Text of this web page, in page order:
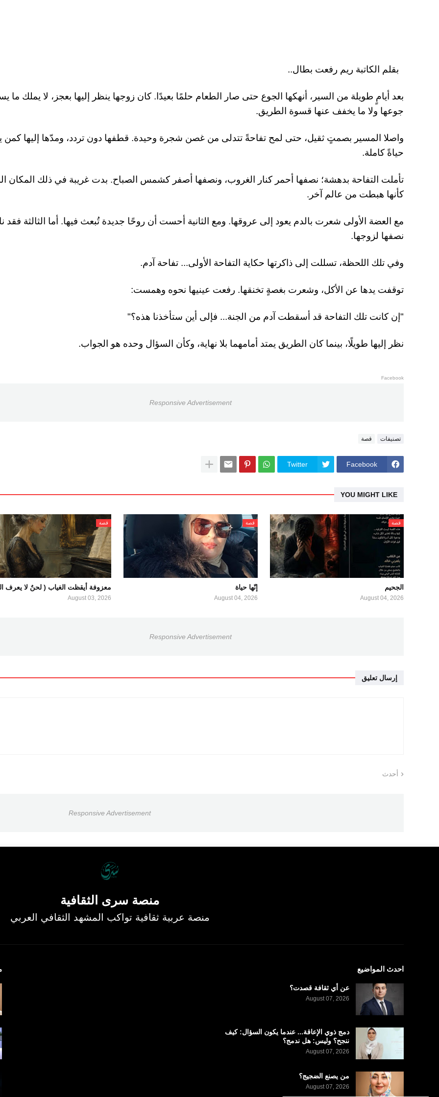
بقلم الكاتبة ريم رفعت بطال..
بعد أيامٍ طويلة من السير، أنهكها الجوع حتى صار الطعام حلمًا بعيدًا. كان زوجها ينظر إليها بعجز، لا يملك ما
جوعها ولا ما يخفف عنها قسوة الطريق.
واصلا المسير بصمتٍ ثقيل، حتى لمح تفاحةً تتدلى من غصن شجرة وحيدة. قطفها دون تردد، ومدّها إليها كمن
حياةً كاملة.
تأملت التفاحة بدهشة؛ نصفها أحمر كنار الغروب، ونصفها أصفر كشمس الصباح. بدت غريبة في ذلك المكان
كأنها هبطت من عالم آخر.
مع العضة الأولى شعرت بالدم يعود إلى عروقها. ومع الثانية أحست أن روحًا جديدة تُبعث فيها. أما الثالثة فقد
نصفها لزوجها.
وفي تلك اللحظة، تسللت إلى ذاكرتها حكاية التفاحة الأولى... تفاحة آدم.
توقفت يدها عن الأكل، وشعرت بغصةٍ تخنقها. رفعت عينيها نحوه وهمست:
"إن كانت تلك التفاحة قد أسقطت آدم من الجنة... فإلى أين ستأخذنا هذه؟"
نظر إليها طويلًا، بينما كان الطريق يمتد أمامهما بلا نهاية، وكأن السؤال وحده هو الجواب.
Facebook
Responsive Advertisement
تصنيفات قصة
Facebook
Twitter
YOU MIGHT LIKE
قصة
الجحيم
August 04, 2026
قصة
إنّها حياة
August 04, 2026
قصة
معزوفة أيقظت الغياب ( لحنٌ لا يعرف
August 03, 2026
Responsive Advertisement
إرسال تعليق
أحدث
Responsive Advertisement
منصة سرى الثقافية
منصة عربية ثقافية تواكب المشهد الثقافي العربي
احدث المواضيع
عن أي ثقافة قصدت؟
August 07, 2026
دمج ذوي الإعاقة... عندما يكون السؤال: كيف
ننجح؟ وليس: هل ندمج؟
August 07, 2026
من يصنع الضجيج؟
August 07, 2026